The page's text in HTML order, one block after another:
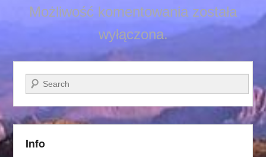
Możliwość komentowania została
wyłączona.
Szukaj
Info